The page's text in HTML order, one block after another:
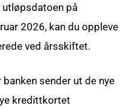
på
2026, kan du oppleve
ved årsskiftet.
sender ut de nye
kredittkortet